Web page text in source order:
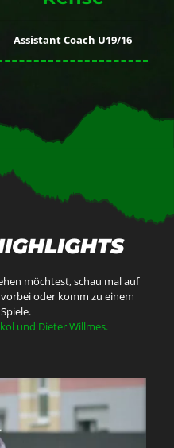
Assistant Coach U19/16
möchtest, schau mal auf
oder komm zu einem
und Dieter Willmes.